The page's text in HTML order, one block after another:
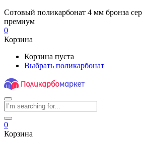
Сотовый поликарбонат 4 мм бронза
премиум
0
Корзина
Корзина пуста
Выбрать поликарбонат
0
Корзина